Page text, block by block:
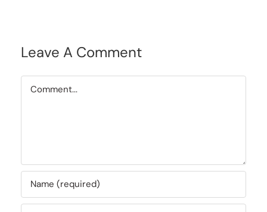
Leave A Comment
Comment